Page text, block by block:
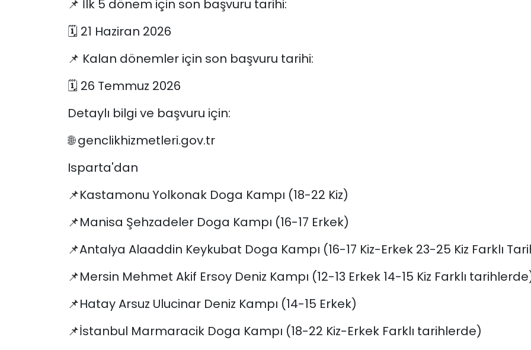
📌 İlk 5 dönem için son başvuru tarihi:
🗓️ 21 Haziran 2026
📌 Kalan dönemler için son başvuru tarihi:
🗓️ 26 Temmuz 2026
Detaylı bilgi ve başvuru için:
🌐 genclikhizmetleri.gov.tr⁠
Isparta'dan
📌Kastamonu Yolkonak Doga Kampı (18-22 Kiz)
📌Manisa Şehzadeler Doga Kampı (16-17 Erkek)
📌Antalya Alaaddin Keykubat Doga Kampı (16-17 Kiz-Erkek 23-25 Kiz Farklı
📌Mersin Mehmet Akif Ersoy Deniz Kampı (12-13 Erkek 14-15 Kiz Farklı
📌Hatay Arsuz Ulucinar Deniz Kampı (14-15 Erkek)
📌İstanbul Marmaracik Doga Kampı (18-22 Kiz-Erkek Farklı tarihlerde)